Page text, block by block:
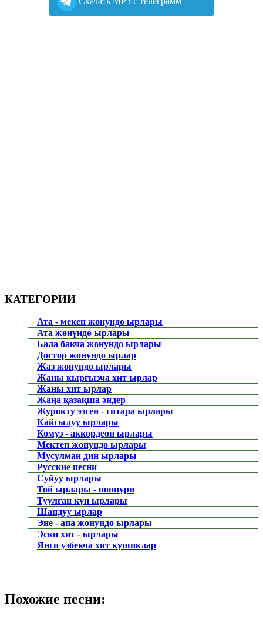
КАТЕГОРИИ
Ата - мекен жонундо ырлары
Ата жөнүндө ырлары
Бала бакча жонундо ырлары
Достор жонундо ырлар
Жаз жонундо ырлары
Жаны кыргызча хит ырлар
Жаны хит ырлар
Жаңа қазақша әндер
Журокту эзген - гитара ырлары
Кайгылуу ырлары
Комуз - аккордеон ырлары
Мектеп жонундо ырлары
Мусулман дин ырлары
Русские песни
Суйуу ырлары
Той ырлары - поппури
Туулган күн ырлары
Шандуу ырлар
Эне - апа жонундо ырлары
Эски хит - ырлары
Янги узбекча хит кушиклар
Похожие песни: